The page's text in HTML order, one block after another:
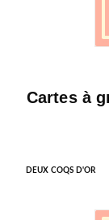
Cartes à
DEUX COQS D'OR